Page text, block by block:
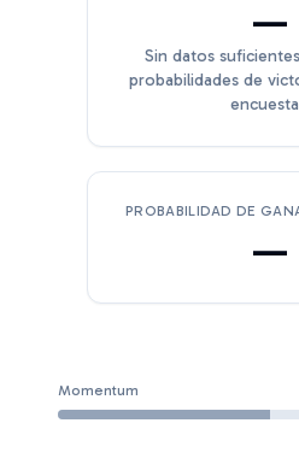
—
Sin datos
probabilidades de
PROBABILIDAD DE
—
Momentum